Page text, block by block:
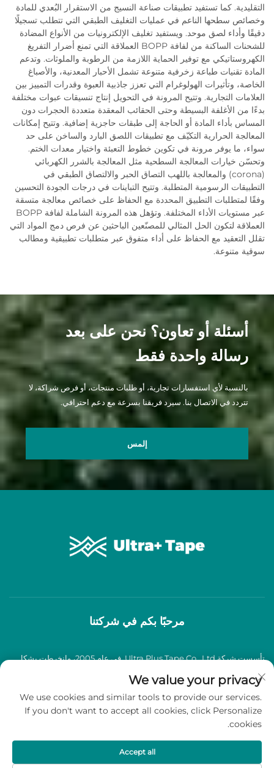
التقليدية. كما تستفيد تطبيقات صناعة النسيج من الاستقرار البُعدي للمادة
وخصائص سطحها الناعم في عمليات التغليف الطبقي التي تتطلب تسجيلًا
دقيقًا وأداء لصق موحد. ويستفيد تغليف الإلكترونيات من الأنواع المضادة
للشحنات الساكنة من لفافة BOPP العملاقة التي تمنع أضرار التفريغ
الكهروستاتيكي مع توفير الحماية اللازمة من الرطوبة والملوثات. وتدعم
المادة تقنيات طباعة زخرفية متنوعة تشمل الأحبار المعدنية، والأصباغ
الخاصة، وتأثيرات الهولوغرام التي تعزز جاذبية العبوة وقدرات التمييز بين
العلامات التجارية. وتتيح المرونة في التحويل إنتاج تنسيقات عبوات مختلفة
بدءًا من الأغلفة البسيطة وحتى الحقائب المعقدة متعددة الحجرات دون
المساس بأداء المادة أو الحاجة إلى طبقات حاجزية إضافية. وتتيح إمكانات
المعالجة الحرارية التكيّف مع تطبيقات اللصق البارد والساخن على حد
سواء، ما يوفر مرونة في تكوين خطوط التعبئة واختيار معدات الختم.
وتحسّن خيارات المعالجة السطحية مثل المعالجة بالشرر الكهربائي
(corona) والمعالجة باللهب التصاق الحبر والالتصاق الطبقي في
التطبيقات الرسومية المتطلبة. وتتيح التباينات في درجات الجودة التحسين
وفقًا لمتطلبات التطبيق المحددة مع الحفاظ على خصائص معالجة متسقة
عبر مستويات الأداء المختلفة. وتؤهل هذه المرونة الشاملة لفافة BOPP
العملاقة لتكون الحل المثالي للمصنّعين الباحثين عن فرص دمج المواد التي
تقلل التعقيد مع الحفاظ على أداء متفوق عبر متطلبات تطبيقية ومطالب
سوقية متنوعة.
أسئلة أو تعاون؟ نحن على بعد
رسالة واحدة فقط
بالنسبة لأي استفسارات تجارية، أو طلبات منتجات، أو فرص شراكة، لا
تتردد في الاتصال بنا. سيرد فريقنا بسرعة مع دعم احترافي.
إلمس
مرحبًا بكم في شركتنا
تأسست شركة Ultra Plus Tape Co., Ltd. في عام 2005، وانخرطت بشكل
عميق في صناعة شرائط اللصق BOPP لأكثر من عقدين من الزمان، وتخصصت
في إنتاج وبيع شرائط لاصقة BOPP عالية الجودة.
محفوظة -
سياسة الخصوصية
We value your privacy
We use cookies and similar tools to provide our services.
If you don't want to accept all cookies, click Personalize
cookies.
Accept all